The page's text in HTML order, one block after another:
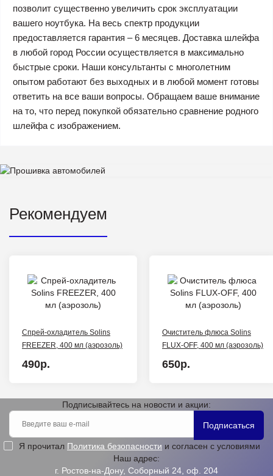
позволит существенно увеличить срок эксплуатации
вашего ноутбука. На весь спектр продукции
предоставляется гарантия – 6 месяцев. Доставка шлейфа
в любой город России осуществляется в максимально
быстрые сроки. Наши консультанты с многолетним
опытом работают без выходных и в любой момент готовы
ответить на все ваши вопросы. Обращаем ваше внимание
на то, что перед покупкой обязательно сравнение родного
шлейфа с изображением.
Рекомендуем
Спрей-охладитель Solins
FREEZER, 400 мл (аэрозоль)
490р.
Очиститель флюса Solins
FLUX-OFF, 400 мл (аэрозоль)
650р.
Подписывайтесь на новости и акции:
Подписаться
Я прочитал Политика безопасности и согласен с условиями
Наш адрес:
г. Ростов-на-Дону, Соборный 24, оф. 204